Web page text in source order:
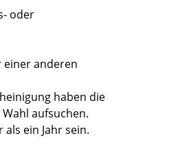
oder
einer anderen
haben die
aufsuchen.
ein Jahr sein.